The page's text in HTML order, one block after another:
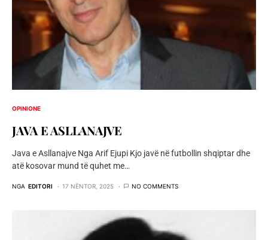
OPINIONE
JAVA E ASLLANAJVE
Java e Asllanajve Nga Arif Ejupi Kjo javë në futbollin shqiptar dhe
atë kosovar mund të quhet me…
NGA EDITORI 17 NËNTOR, 2025 NO COMMENTS